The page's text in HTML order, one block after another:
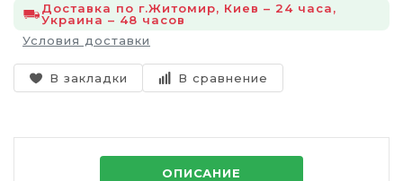
Доставка по г.Житомир, Киев – 24 часа,
Украина – 48 часов
Условия доставки
В закладки В сравнение
ОПИСАНИЕ